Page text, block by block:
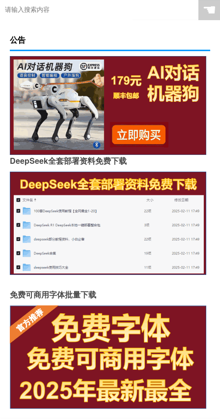
☚
公告
DeepSeek全套部署资料免费下载
免费可商用字体批量下载